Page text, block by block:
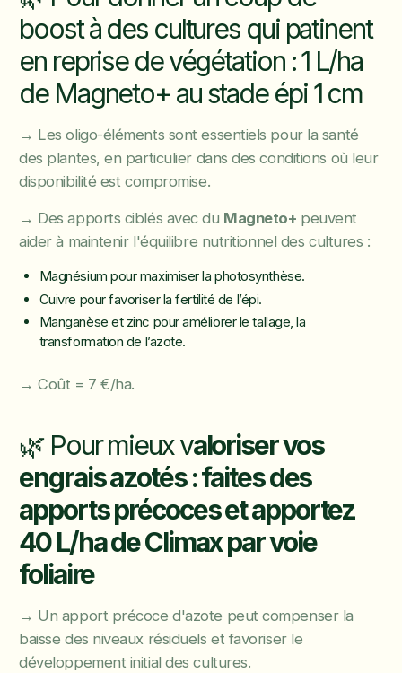
boost à des cultures qui patinent
en reprise de végétation : 1 L/ha
de Magneto+ au stade épi 1 cm
→ Les oligo-éléments sont essentiels pour la santé
des plantes, en particulier dans des conditions où leur
disponibilité est compromise.
→ Des apports ciblés avec du Magneto+ peuvent
aider à maintenir l'équilibre nutritionnel des cultures :
Magnésium pour maximiser la photosynthèse.
Cuivre pour favoriser la fertilité de l’épi.
Manganèse et zinc pour améliorer le tallage, la
transformation de l’azote.
→ Coût = 7 €/ha.
🌿 Pour mieux valoriser vos
engrais azotés : faites des
apports précoces et apportez
40 L/ha de Climax par voie
foliaire
→ Un apport précoce d'azote peut compenser la
baisse des niveaux résiduels et favoriser le
développement initial des cultures.